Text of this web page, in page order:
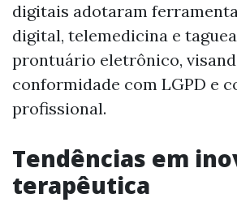
digitais adotaram
digital, telemedicina e
prontuário eletrônico,
conformidade com LGPD e
profissional.
Tendências em
terapêutica